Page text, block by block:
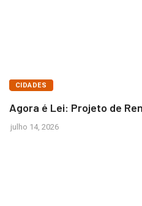
BRASÍLIA
CIDADES
Agora é Lei: Projeto de
julho 14, 2026